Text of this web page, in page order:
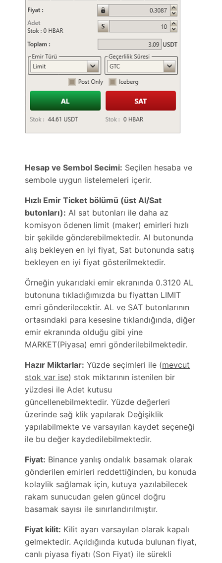
Hesap ve Sembol Secimi: Seçilen hesaba ve
sembole uygun listelemeleri içerir.
Hızlı Emir Ticket bölümü (üst Al/Sat
butonları): Al sat butonları ile daha az
komisyon ödenen limit (maker) emirleri hızlı
bir şekilde gönderebilmektedir. Al butonunda
alış bekleyen en iyi fiyat, Sat butonunda satış
bekleyen en iyi fiyat gösterilmektedir.
Örneğin yukarıdaki emir ekranında 0.3120 AL
butonuna tıkladığımızda bu fiyattan LIMIT
emri gönderilecektir. AL ve SAT butonlarının
ortasındaki para kesesine tıklandığında, diğer
emir ekranında olduğu gibi yine
MARKET(Piyasa) emri gönderilebilmektedir.
Hazır Miktarlar: Yüzde seçimleri ile (mevcut
stok var ise) stok miktarının istenilen bir
yüzdesi ile Adet kutusu
güncellenebilmektedir. Yüzde değerleri
üzerinde sağ klik yapılarak Değişiklik
yapılabilmekte ve varsayılan kaydet seçeneği
ile bu değer kaydedilebilmektedir.
Fiyat: Binance yanlış ondalık basamak olarak
gönderilen emirleri reddettiğinden, bu konuda
kolaylik sağlamak için, kutuya yazılabilecek
rakam sunucudan gelen güncel doğru
basamak sayısı ile sınırlandırılmıştır.
Fiyat kilit: Kilit ayarı varsayılan olarak kapalı
gelmektedir. Açıldığında kutuda bulunan fiyat,
canlı piyasa fiyatı (Son Fiyat) ile sürekli